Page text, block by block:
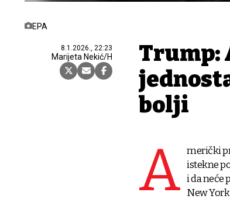
EPA
8.1.2026., 22:23
Marijeta Nekić/H
Trump:
bolji
A merički
istekne
i da neće
New